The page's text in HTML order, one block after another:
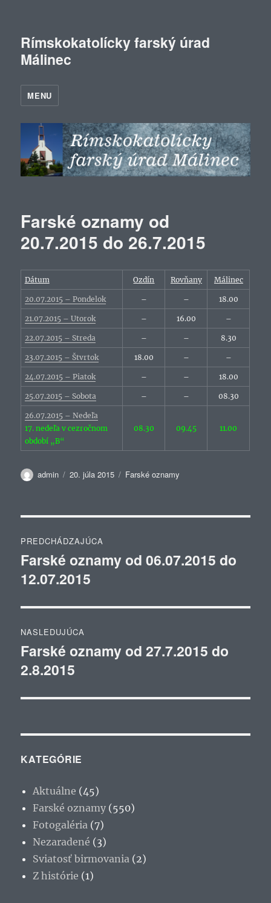
Rímskokatolícky farský úrad
Málinec
MENU
Farské oznamy od
20.7.2015 do 26.7.2015
Dátum Ozdín Rovňany Málinec
20.07.2015 – Pondelok – – 18.00
21.07.2015 – Utorok – 16.00 –
22.07.2015 – Streda – – 8.30
23.07.2015 – Štvrtok 18.00 – –
24.07.2015 – Piatok – – 18.00
25.07.2015 – Sobota – – 08.30
26.07.2015 – Nedeľa
17. nedeľa v cezročnom
období „B“
08.30 09.45 11.00
Autor
admin Publikované
20. júla 2015 Kategórie
Farské oznamy
v
článku
PREDCHÁDZAJÚCA
Predchádzajúci
článok:
Farské oznamy od 06.07.2015 do
12.07.2015
NASLEDUJÚCA
Ďalší
článok:
Farské oznamy od 27.7.2015 do
2.8.2015
KATEGÓRIE
Aktuálne (45)
Farské oznamy (550)
Fotogaléria (7)
Nezaradené (3)
Sviatosť birmovania (2)
Z histórie (1)